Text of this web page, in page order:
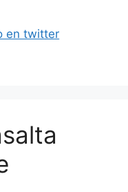
en twitter